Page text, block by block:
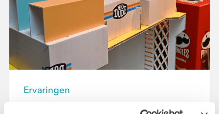
Ervaringen
Een creatieve carrière bij